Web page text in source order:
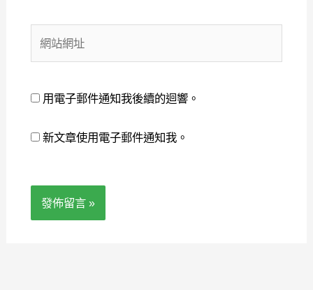
件
地
址
站
用電子郵件通知我後續的迴響。
新文章使用電子郵件通知我。